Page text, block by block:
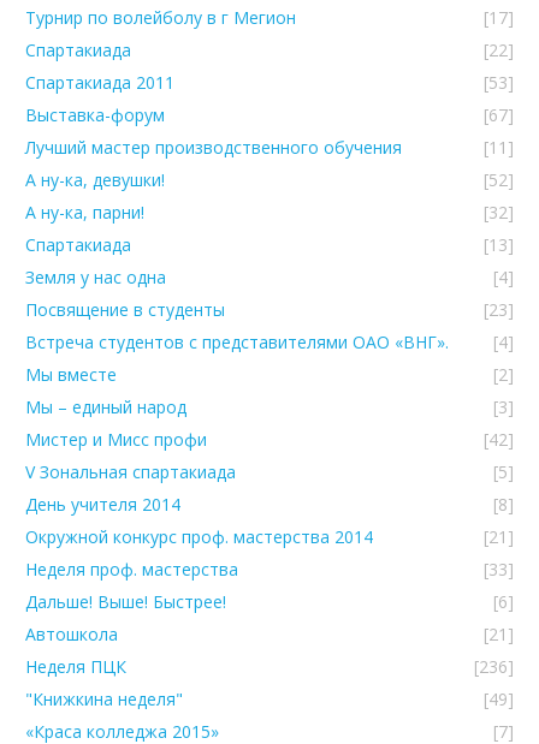
Турнир по волейболу в г Мегион
[17]
Спартакиада
[22]
Спартакиада 2011
[53]
Выставка-форум
[67]
Лучший мастер производственного обучения
[11]
А ну-ка, девушки!
[52]
А ну-ка, парни!
[32]
Спартакиада
[13]
Земля у нас одна
[4]
Посвящение в студенты
[23]
Встреча студентов с представителями ОАО «ВНГ».
[4]
Мы вместе
[2]
Мы – единый народ
[3]
Мистер и Мисс профи
[42]
V Зональная спартакиада
[5]
День учителя 2014
[8]
Окружной конкурс проф. мастерства 2014
[21]
Неделя проф. мастерства
[33]
Дальше! Выше! Быстрее!
[6]
Автошкола
[21]
Неделя ПЦК
[236]
"Книжкина неделя"
[49]
«Краса колледжа 2015»
[7]